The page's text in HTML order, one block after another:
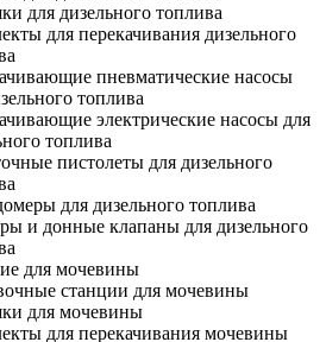
для дизельного топлива
для перекачивания дизельного
пневматические насосы
топлива
электрические насосы для
топлива
пистолеты для дизельного
для дизельного топлива
и донные клапаны для дизельного
для мочевины
станции для мочевины
для мочевины
для перекачивания мочевины